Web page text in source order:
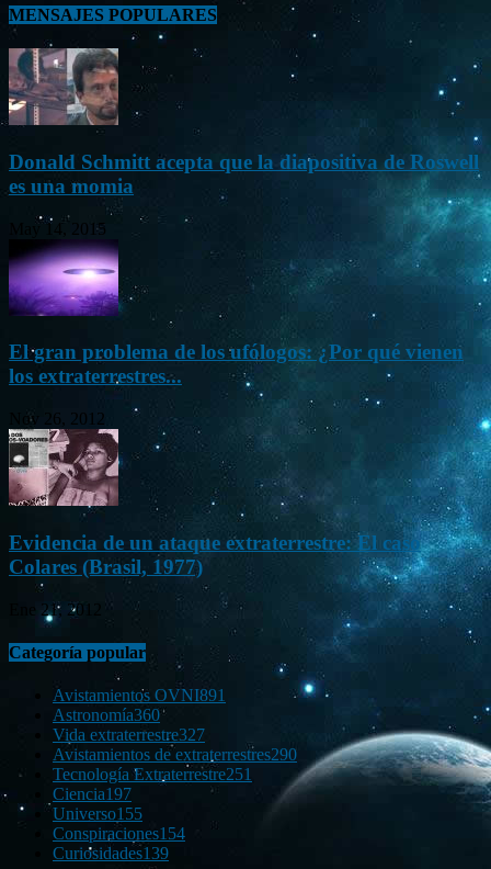
MENSAJES POPULARES
Donald Schmitt acepta que la diapositiva de Roswell
es una momia
May 14, 2015
El gran problema de los ufólogos: ¿Por qué vienen
los extraterrestres...
Nov 26, 2012
Evidencia de un ataque extraterrestre: El caso
Colares (Brasil, 1977)
Ene 21, 2012
Categoría popular
Avistamientos OVNI891
Astronomía360
Vida extraterrestre327
Avistamientos de extraterrestres290
Tecnología Extraterrestre251
Ciencia197
Universo155
Conspiraciones154
Curiosidades139